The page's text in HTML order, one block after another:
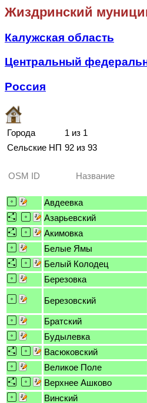
Жиздринский
Калужская область
Центральный
Россия
Города
1 из 1
Сельские НП 92 из 93
OSM ID Название
Авдеевка
Азарьевский
Акимовка
Белые Ямы
Белый Колодец
Березовка
Березовский
Братский
Будылевка
Васюковский
Великое Поле
Верхнее Ашково
Винский